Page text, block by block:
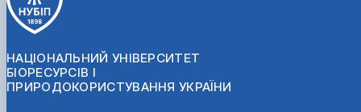
НАЦІОНАЛЬНИЙ УНІВЕРСИТЕТ
БІОРЕСУРСІВ І
ПРИРОДОКОРИСТУВАННЯ УКРАЇНИ